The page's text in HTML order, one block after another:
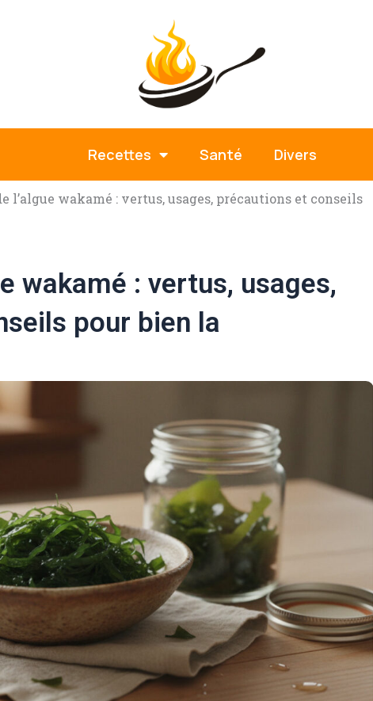
Recettes Santé Divers
l’algue wakamé : vertus, usages, précautions et conseils
wakamé : vertus, usages,
pour bien la